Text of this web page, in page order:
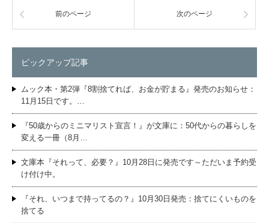
前のページ 次のページ
ピックアップ記事
ムック本・第2弾『8割捨てれば、お金が貯まる』発売のお知らせ：
11月15日です。…
『50歳からのミニマリスト宣言！』が文庫に：50代からの暮らしを
変える一冊（8月…
文庫本『それって、必要？』10月28日に発売です～ただいま予約受
け付け中。
『それ、いつまで持ってるの？』10月30日発売：捨てにくいものを
捨てる